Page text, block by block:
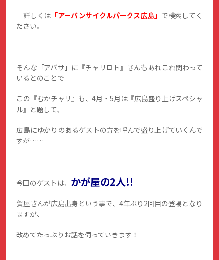
詳しくは 「アーバンサイクルパークス広島」 で検索してく
ださい。
そんな「アバサ」に『チャリロト』さんもあれこれ関わって
いるとのことで
この『むかチャリ』も、4月・5月は『広島盛り上げスペシャ
ル』と題して、
広島にゆかりのあるゲストの方を呼んで盛り上げていくんで
すが……
今回のゲストは、 かが屋の2人!!
賀屋さんが広島出身という事で、4年ぶり2回目の登場となり
ますが、
改めてたっぷりお話を伺っていきます！